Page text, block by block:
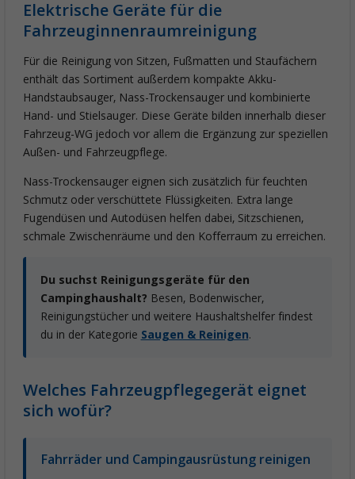
Elektrische Geräte für die
Fahrzeuginnenraumreinigung
Für die Reinigung von Sitzen, Fußmatten und Staufächern
enthält das Sortiment außerdem kompakte Akku-
Handstaubsauger, Nass-Trockensauger und kombinierte
Hand- und Stielsauger. Diese Geräte bilden innerhalb dieser
Fahrzeug-WG jedoch vor allem die Ergänzung zur speziellen
Außen- und Fahrzeugpflege.
Nass-Trockensauger eignen sich zusätzlich für feuchten
Schmutz oder verschüttete Flüssigkeiten. Extra lange
Fugendüsen und Autodüsen helfen dabei, Sitzschienen,
schmale Zwischenräume und den Kofferraum zu erreichen.
Du suchst Reinigungsgeräte für den
Campinghaushalt? Besen, Bodenwischer,
Reinigungstücher und weitere Haushaltshelfer findest
du in der Kategorie Saugen & Reinigen.
Welches Fahrzeugpflegegerät eignet
sich wofür?
Fahrräder und Campingausrüstung reinigen